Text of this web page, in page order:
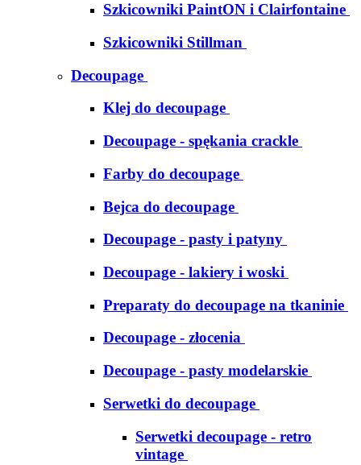
Szkicowniki PaintON i Clairfontaine
Szkicowniki Stillman
Decoupage
Klej do decoupage
Decoupage - spękania crackle
Farby do decoupage
Bejca do decoupage
Decoupage - pasty i patyny
Decoupage - lakiery i woski
Preparaty do decoupage na tkaninie
Decoupage - złocenia
Decoupage - pasty modelarskie
Serwetki do decoupage
Serwetki decoupage - retro
vintage